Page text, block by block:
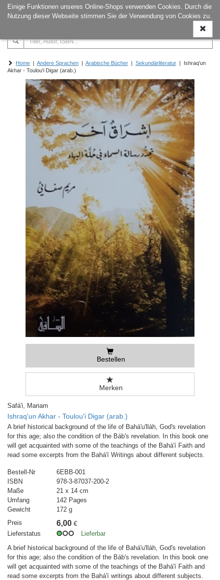
Einige Funktionen unseres Online-Shops verwenden Cookies. Durch die
Nutzung dieser Webseite stimmen Sie der Verwendung von Cookies zu.
ein-/
Home | Andere Sprachen | Arabische Bücher | Sekundärliteratur | Ishraq'un
Akhar - Toulou'i Digar (arab.)
Bestellen
Merken
Safá'i, Mariam
Ishraq'un Akhar - Toulou'i Digar (arab.)
A brief historical background of the life of Bahá'u'lláh, God's revelation
for this age; also the condition of the Báb's revelation. In this book one
will get acquainted with some of the teachings of the Bahá'í Faith and
read some excerpts from the Bahá'í Writings about different subjects.
Bestell-Nr
6EBB-001
ISBN
978-3-87037-200-2
Maße
21 x 14 cm
Umfang
142 Pages
Gewicht
172 g
Preis
6,00 €
Lieferstatus
Lieferbar
A brief historical background of the life of Bahá'u'lláh, God's revelation
for this age; also the condition of the Báb's revelation. In this book one
will get acquainted with some of the teachings of the Bahá'í Faith and
read some excerpts from the Bahá'í writings about different subjects.